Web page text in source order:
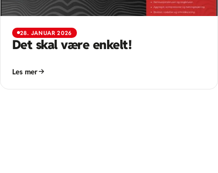
28. JANUAR 2026
Det skal være enkelt!
Les mer